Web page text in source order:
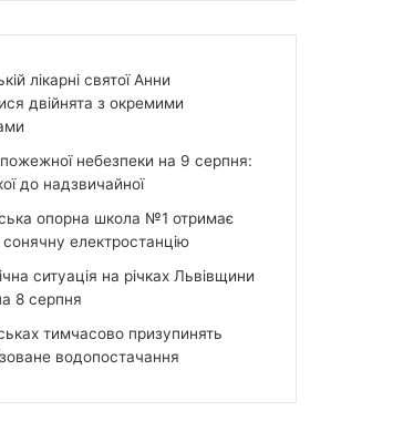
лікарні святої Анни
двійнята з окремими
небезпеки на 9 серпня:
до надзвичайної
опорна школа №1 отримає
сонячну електростанцію
ситуація на річках Львівщини
8 серпня
тимчасово призупинять
водопостачання